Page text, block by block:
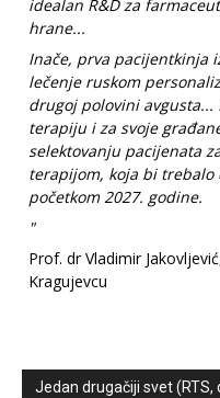
idealan R&D za
hrane...
Inače, prva pacijentkinja
lečenje ruskom
drugoj polovini
terapiju i za svoje
selektovanju pacijenata
terapijom, koja bi
početkom 2027. godine.
"
Prof. dr Vladimir
Kragujevcu
Jedan drugačiji svet